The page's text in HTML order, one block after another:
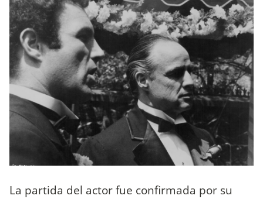
La partida del actor fue confirmada por su